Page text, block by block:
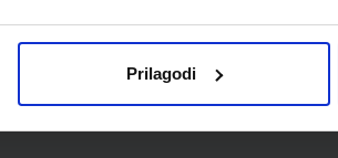
Prilagodi